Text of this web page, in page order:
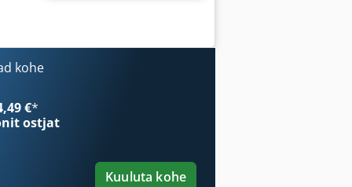
kohe
€*
ostjat
Kuuluta kohe